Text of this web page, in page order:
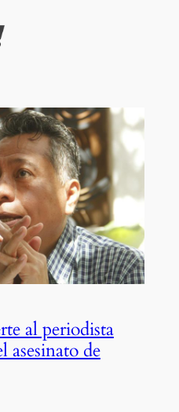
al periodista
asesinato de